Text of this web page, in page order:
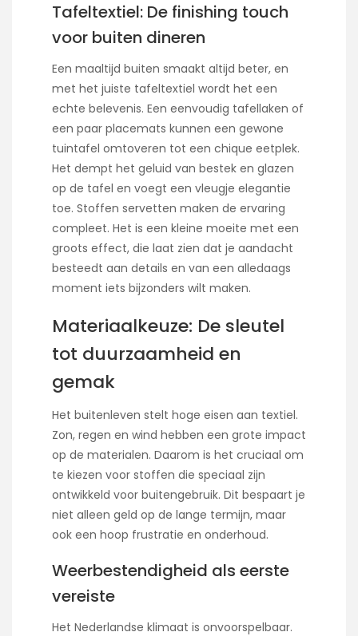
Tafeltextiel: De finishing touch
voor buiten dineren
Een maaltijd buiten smaakt altijd beter, en
met het juiste tafeltextiel wordt het een
echte belevenis. Een eenvoudig tafellaken of
een paar placemats kunnen een gewone
tuintafel omtoveren tot een chique eetplek.
Het dempt het geluid van bestek en glazen
op de tafel en voegt een vleugje elegantie
toe. Stoffen servetten maken de ervaring
compleet. Het is een kleine moeite met een
groots effect, die laat zien dat je aandacht
besteedt aan details en van een alledaags
moment iets bijzonders wilt maken.
Materiaalkeuze: De sleutel
tot duurzaamheid en
gemak
Het buitenleven stelt hoge eisen aan textiel.
Zon, regen en wind hebben een grote impact
op de materialen. Daarom is het cruciaal om
te kiezen voor stoffen die speciaal zijn
ontwikkeld voor buitengebruik. Dit bespaart je
niet alleen geld op de lange termijn, maar
ook een hoop frustratie en onderhoud.
Weerbestendigheid als eerste
vereiste
Het Nederlandse klimaat is onvoorspelbaar.